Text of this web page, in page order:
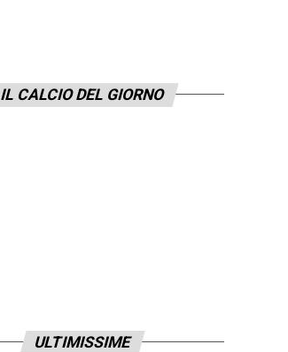
IL CALCIO DEL GIORNO
ULTIMISSIME